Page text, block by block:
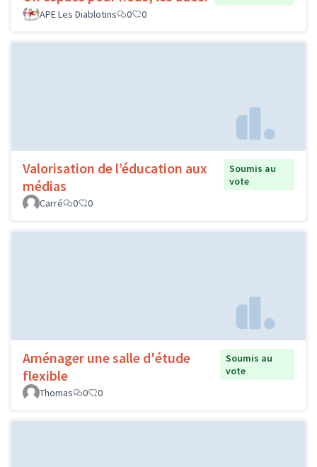
APE Les Diablotins
0 0
Valorisation de l’éducation aux
médias
Soumis au
vote
Carré
0 0
Aménager une salle d'étude
flexible
Soumis au
vote
Thomas
0 0